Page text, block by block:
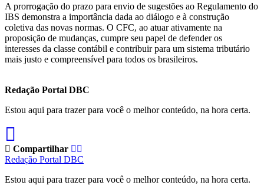
A prorrogação do prazo para envio de sugestões ao Regulamento do
IBS demonstra a importância dada ao diálogo e à construção
coletiva das novas normas. O CFC, ao atuar ativamente na
proposição de mudanças, cumpre seu papel de defender os
interesses da classe contábil e contribuir para um sistema tributário
mais justo e compreensível para todos os brasileiros.
Redação Portal DBC
Estou aqui para trazer para você o melhor conteúdo, na hora certa.
Compartilhar
Redação Portal DBC
Estou aqui para trazer para você o melhor conteúdo, na hora certa.